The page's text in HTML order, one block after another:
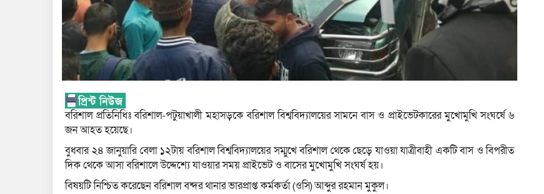
বরিশাল প্রতিনিধিঃ বরিশাল-পটুয়াখালী মহাসড়কে বরিশাল বিশ্ববিদ্যালয়ের সামনে বাস ও প্রাইভেটকারের মুখোমুখি সংঘর্ষে ৬
জন আহত হয়েছে।
বুধবার ২৪ জানুয়ারি বেলা ১২টায় বরিশাল বিশ্ববিদ্যালয়ের সম্মুখে বরিশাল থেকে ছেড়ে যাওয়া যাত্রীবাহী একটি বাস ও বিপরীত
দিক থেকে আসা বরিশালে উদ্দেশ্যে যাওয়ার সময় প্রাইভেট ও বাসের মুখোমুখি সংঘর্ষ হয়।
বিষয়টি নিশ্চিত করেছেন বরিশাল বন্দর থানার ভারপ্রাপ্ত কর্মকর্তা (ওসি) আব্দুর রহমান মুকুল।